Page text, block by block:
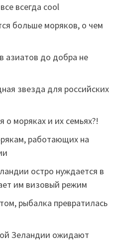
всегда cool
больше моряков, о чем
азиатов до добра не
звезда для российских
о моряках и их семьях?!
работающих на
остро нуждается в
им визовый режим
рыбалка превратилась
Зеландии ожидают